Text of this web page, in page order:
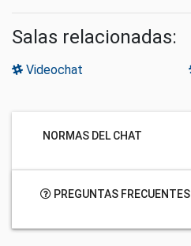
Salas relacionadas:
Videochat
NORMAS DEL CHAT
PREGUNTAS FRECUENTES